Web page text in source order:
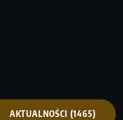
AKTUALNOŚCI (1465)